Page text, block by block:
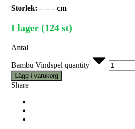
Storlek: – – – cm
I lager (124 st)
Antal
Bambu Vindspel quantity
Lägg i varukorg
Share